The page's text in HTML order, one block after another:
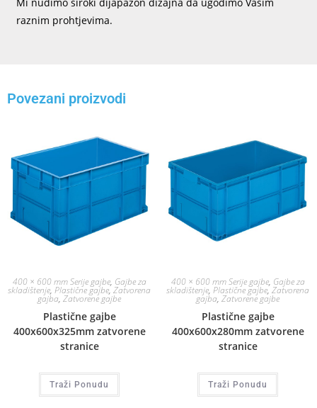
raznim prohtjevima.
Povezani proizvodi
400 × 600 mm Serije gajbe, Gajbe za
skladištenje, Plastične gajbe,Zatvorena
gajba, Zatvorene gajbe
Plastične gajbe
400x600x325mm zatvorene
stranice
Traži Ponudu
400 × 600 mm Serije gajbe, Gajbe za
skladištenje, Plastične gajbe,Zatvorena
gajba, Zatvorene gajbe
Plastične gajbe
400x600x280mm zatvorene
stranice
Traži Ponudu